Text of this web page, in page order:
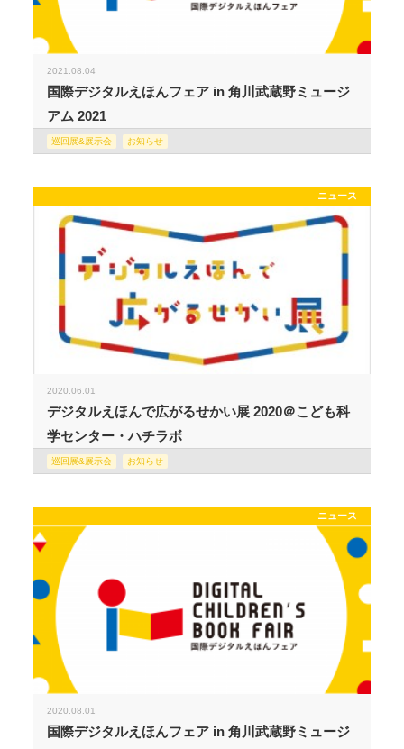
2021.08.04
国際デジタルえほんフェア in 角川武蔵野ミュージ
アム 2021
巡回展&展示会 お知らせ
ニュース
2020.06.01
デジタルえほんで広がるせかい展 2020＠こども科
学センター・ハチラボ
巡回展&展示会 お知らせ
ニュース
2020.08.01
国際デジタルえほんフェア in 角川武蔵野ミュージ